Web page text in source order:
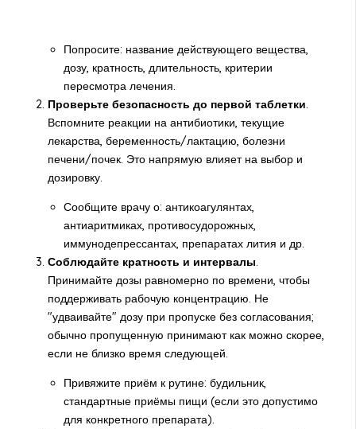
Попросите: название действующего вещества,
дозу, кратность, длительность, критерии
пересмотра лечения.
Проверьте безопасность до первой таблетки.
Вспомните реакции на антибиотики, текущие
лекарства, беременность/лактацию, болезни
печени/почек. Это напрямую влияет на выбор и
дозировку.
Сообщите врачу о: антикоагулянтах,
антиаритмиках, противосудорожных,
иммунодепрессантах, препаратах лития и др.
Соблюдайте кратность и интервалы.
Принимайте дозы равномерно по времени, чтобы
поддерживать рабочую концентрацию. Не
"удваивайте" дозу при пропуске без согласования;
обычно пропущенную принимают как можно скорее,
если не близко время следующей.
Привяжите приём к рутине: будильник,
стандартные приёмы пищи (если это допустимо
для конкретного препарата).